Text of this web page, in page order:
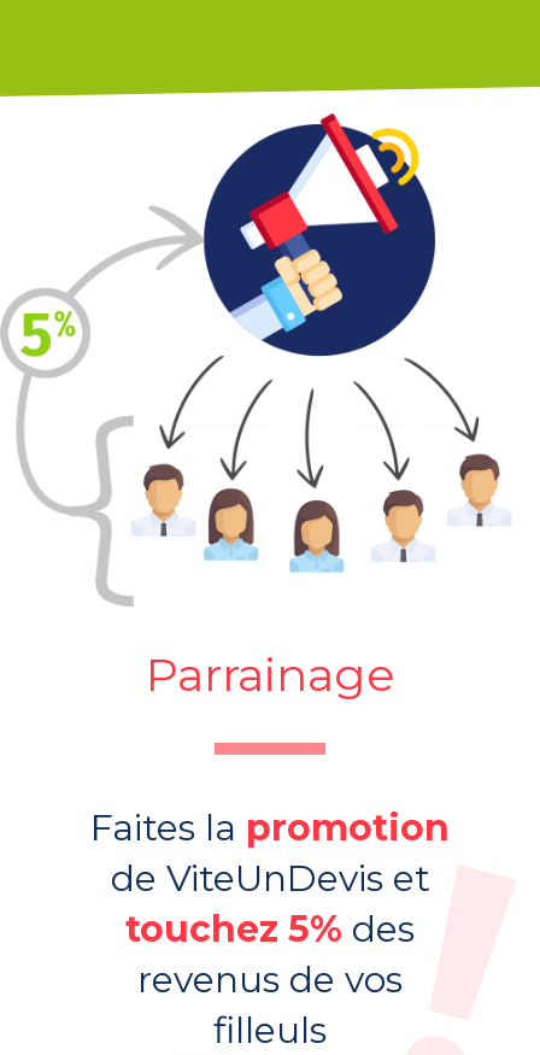
Parrainage
Faites la promotion
de ViteUnDevis et
touchez 5% des
revenus de vos
filleuls